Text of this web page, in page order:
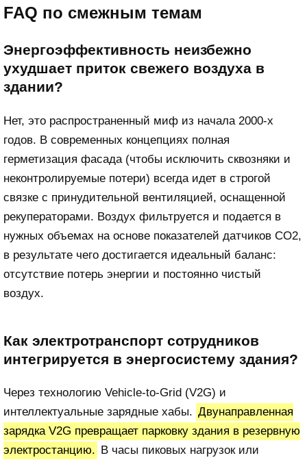
FAQ по смежным темам
Энергоэффективность неизбежно
ухудшает приток свежего воздуха в
здании?
Нет, это распространенный миф из начала 2000-х
годов. В современных концепциях полная
герметизация фасада (чтобы исключить сквозняки и
неконтролируемые потери) всегда идет в строгой
связке с принудительной вентиляцией, оснащенной
рекуператорами. Воздух фильтруется и подается в
нужных объемах на основе показателей датчиков CO2,
в результате чего достигается идеальный баланс:
отсутствие потерь энергии и постоянно чистый
воздух.
Как электротранспорт сотрудников
интегрируется в энергосистему здания?
Через технологию Vehicle-to-Grid (V2G) и
интеллектуальные зарядные хабы. Двунаправленная
зарядка V2G превращает парковку здания в резервную
электростанцию.
В часы пиковых нагрузок или